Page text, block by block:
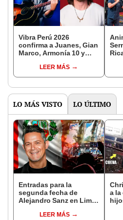
Vibra Perú 2026
confirma a Juanes, Gian
Marco, Armonía 10 y
LEER MÁS
de
LO MÁS VISTO LO ÚLTIMO
Entradas para la
segunda fecha de
Alejandro Sanz en Lima
cómo comprar
LEER MÁS
a la